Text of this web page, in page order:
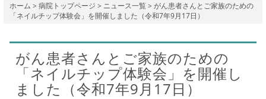
ホーム > 病院トップページ > ニュース一覧> がん患者さんとご家族のための
「ネイルチップ体験会」を開催しました（令和7年9月17日）
がん患者さんとご家族のための
「ネイルチップ体験会」を開催し
ました（令和7年9月17日）